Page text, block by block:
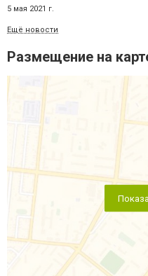
5 мая 2021 г.
Ещё новости
Размещение на